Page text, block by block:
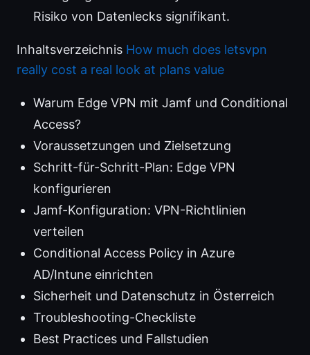
Risiko von Datenlecks signifikant.
Inhaltsverzeichnis How much does letsvpn
really cost a real look at plans value
Warum Edge VPN mit Jamf und Conditional
Access?
Voraussetzungen und Zielsetzung
Schritt-für-Schritt-Plan: Edge VPN
konfigurieren
Jamf-Konfiguration: VPN-Richtlinien
verteilen
Conditional Access Policy in Azure
AD/Intune einrichten
Sicherheit und Datenschutz in Österreich
Troubleshooting-Checkliste
Best Practices und Fallstudien